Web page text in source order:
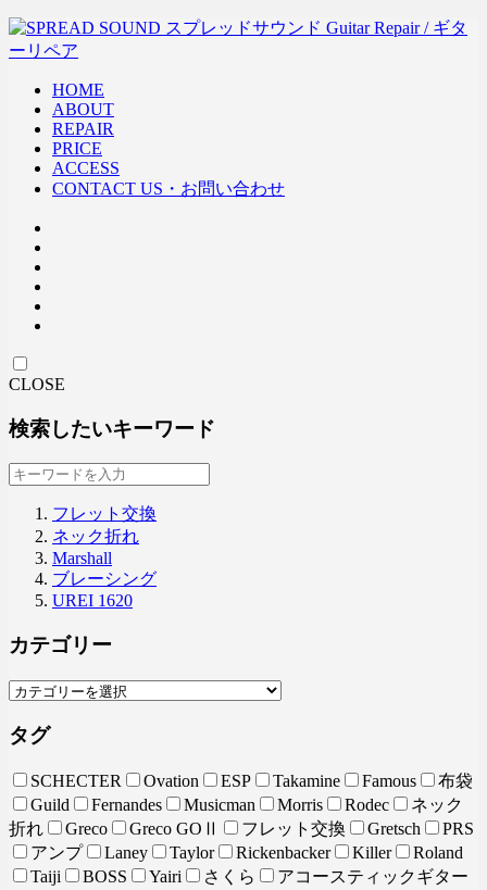
HOME
ABOUT
REPAIR
PRICE
ACCESS
CONTACT US・お問い合わせ
CLOSE
検索したいキーワード
フレット交換
ネック折れ
Marshall
ブレーシング
UREI 1620
カテゴリー
タグ
SCHECTER Ovation ESP Takamine Famous
布袋
Guild
Fernandes Musicman Morris Rodec
ネック
折れ
Greco Greco GOⅡ フレット交換 Gretsch
PRS
アンプ
Laney Taylor Rickenbacker Killer
Roland
Taiji
BOSS Yairi さくら
アコースティックギター